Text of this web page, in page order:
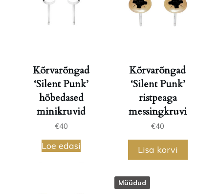
Kõrvarõngad
‘Silent Punk’
hõbedased
minikruvid
€40
Loe edasi
Kõrvarõngad
‘Silent Punk’
ristpeaga
messingkruvi
€40
Lisa korvi
Müüdud